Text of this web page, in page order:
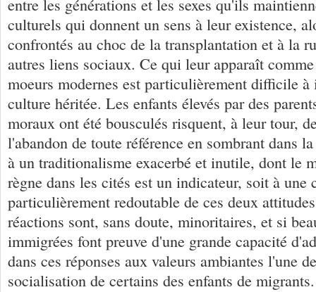
entre les générations et les sexes qu'ils
culturels qui donnent un sens à leur existence,
confrontés au choc de la transplantation et à la
autres liens sociaux. Ce qui leur apparaît
moeurs modernes est particulièrement difficile à
culture héritée. Les enfants élevés par des
moraux ont été bousculés risquent, à leur tour,
l'abandon de toute référence en sombrant dans
à un traditionalisme exacerbé et inutile, dont le
règne dans les cités est un indicateur, soit à une
particulièrement redoutable de ces deux
réactions sont, sans doute, minoritaires, et si
immigrées font preuve d'une grande capacité
dans ces réponses aux valeurs ambiantes l'une
socialisation de certains des enfants de migrants.